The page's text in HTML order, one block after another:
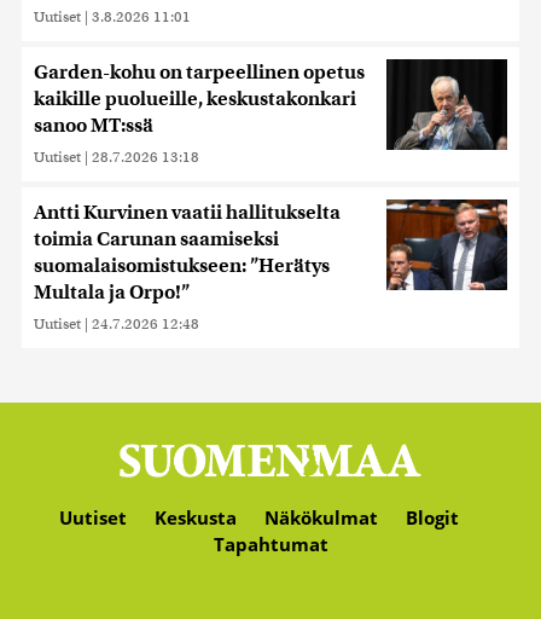
Uutiset | 3.8.2026 11:01
Garden-kohu on tarpeellinen opetus
kaikille puolueille, keskustakonkari
sanoo MT:ssä
Uutiset | 28.7.2026 13:18
Antti Kurvinen vaatii hallitukselta
toimia Carunan saamiseksi
suomalaisomistukseen: ”Herätys
Multala ja Orpo!”
Uutiset | 24.7.2026 12:48
Uutiset Keskusta Näkökulmat
Blogit
Tapahtumat